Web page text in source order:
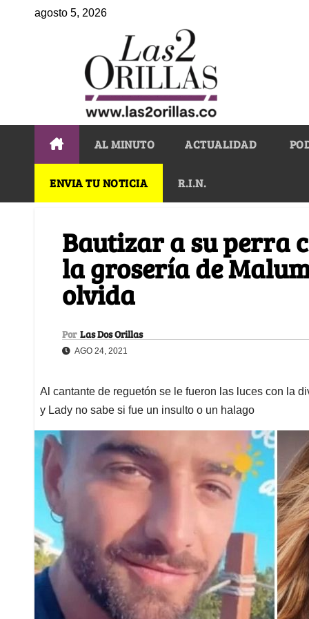
agosto 5, 2026
AL MINUTO ACTUALIDAD
ENVIA TU NOTICIA R.I.N.
Bautizar a su perra
la grosería de
olvida
Por Las Dos Orillas
AGO 24, 2021
Al cantante de reguetón se le fueron las luces con la
y Lady no sabe si fue un insulto o un halago